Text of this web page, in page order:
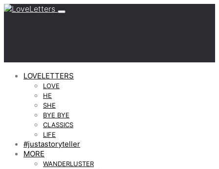
LOVELETTERS
LOVE
HE
SHE
BYE BYE
CLASSICS
LIFE
#justastoryteller
MORE
WANDERLUSTER